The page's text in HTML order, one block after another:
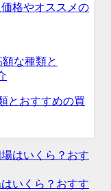
格やオススメの
とおすすめの買
いくら？おすす